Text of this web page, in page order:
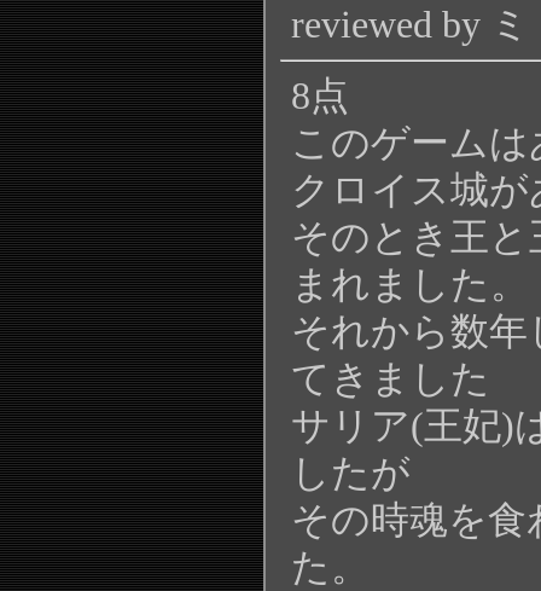
reviewed by
8点
このゲーム
クロイス城
そのとき王
まれました。
それから数
てきました
サリア(王妃)
したが
その時魂を
た。